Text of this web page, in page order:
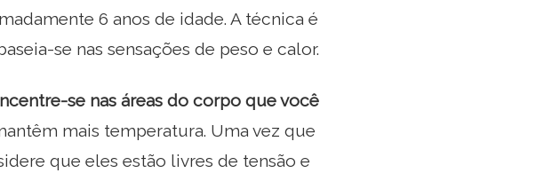
6 anos de idade. A técnica é
se nas sensações de peso e calor.
se nas áreas do corpo que você
mais temperatura. Uma vez que
que eles estão livres de tensão e